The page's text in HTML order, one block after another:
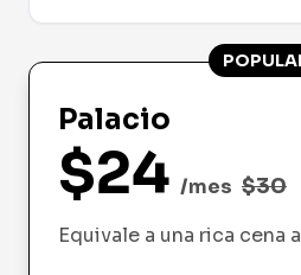
Palacio
$24 /mes $30
Equivale a una rica cena